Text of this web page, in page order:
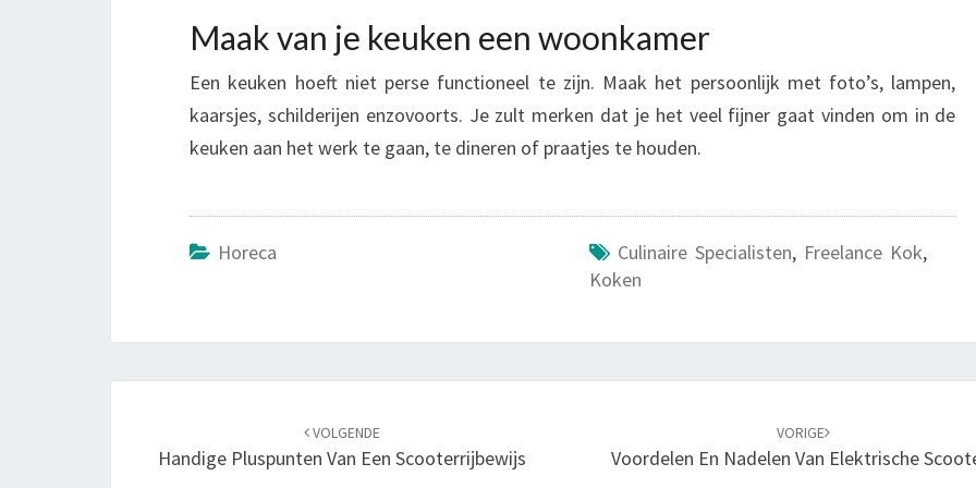
Maak van je keuken een woonkamer
Een keuken hoeft niet perse functioneel te zijn. Maak het persoonlijk met foto’s, lampen,
kaarsjes, schilderijen enzovoorts. Je zult merken dat je het veel fijner gaat vinden om in de
keuken aan het werk te gaan, te dineren of praatjes te houden.
Horeca Culinaire Specialisten, Freelance Kok,
Koken
door
VOLGENDE
Handige Pluspunten Van Een Scooterrijbewijs
VORIGE
Voordelen En Nadelen Van Elektrische